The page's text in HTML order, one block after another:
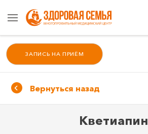
ЗАПИСЬ НА ПРИЁМ
Вернуться назад
Кветиапин